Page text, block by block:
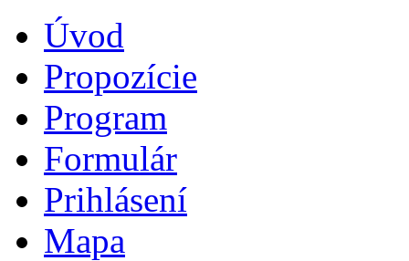
Úvod
Propozície
Program
Formulár
Prihlásení
Mapa